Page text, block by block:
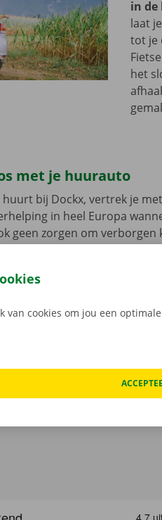
in
laat
tot je
het
met je huurauto
bij Dockx, vertrek je
in heel Europa
geen zorgen om
van cookies om jou een